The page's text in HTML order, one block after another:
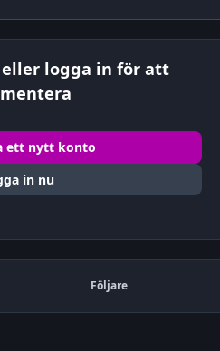
logga in för att
ett nytt konto
in nu
Följare